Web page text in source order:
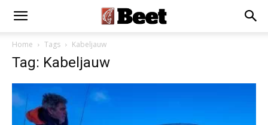
Home Tags Kabeljauw
Tag: Kabeljauw